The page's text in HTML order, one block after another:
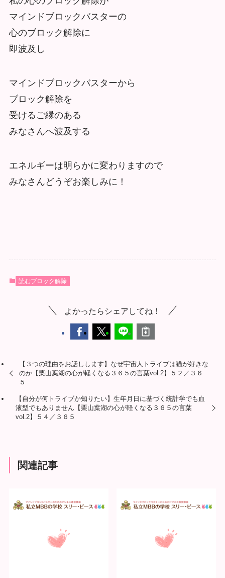
マインドブロックバスターの
心のブロック解除に
即波及し
マインドブロックバスターから
ブロック解除を
受けるご縁のある
みなさんへ波及する
エネルギーは明らかに変わりますので
みなさんどうぞお楽しみに！
読むブロック解除
よかったらシェアしてね！
【３つの理由をお話しします】なぜ宇宙人トライブは猫が好きな
のか【栗山葉湖の心が軽くなる３６５の言葉vol.2】５２／３６
５
【自分が何トライブか知りたい】生年月日に基づく統計学でも血
液型でもありません【栗山葉湖の心が軽くなる３６５の言葉
vol.2】５４／３６５
関連記事